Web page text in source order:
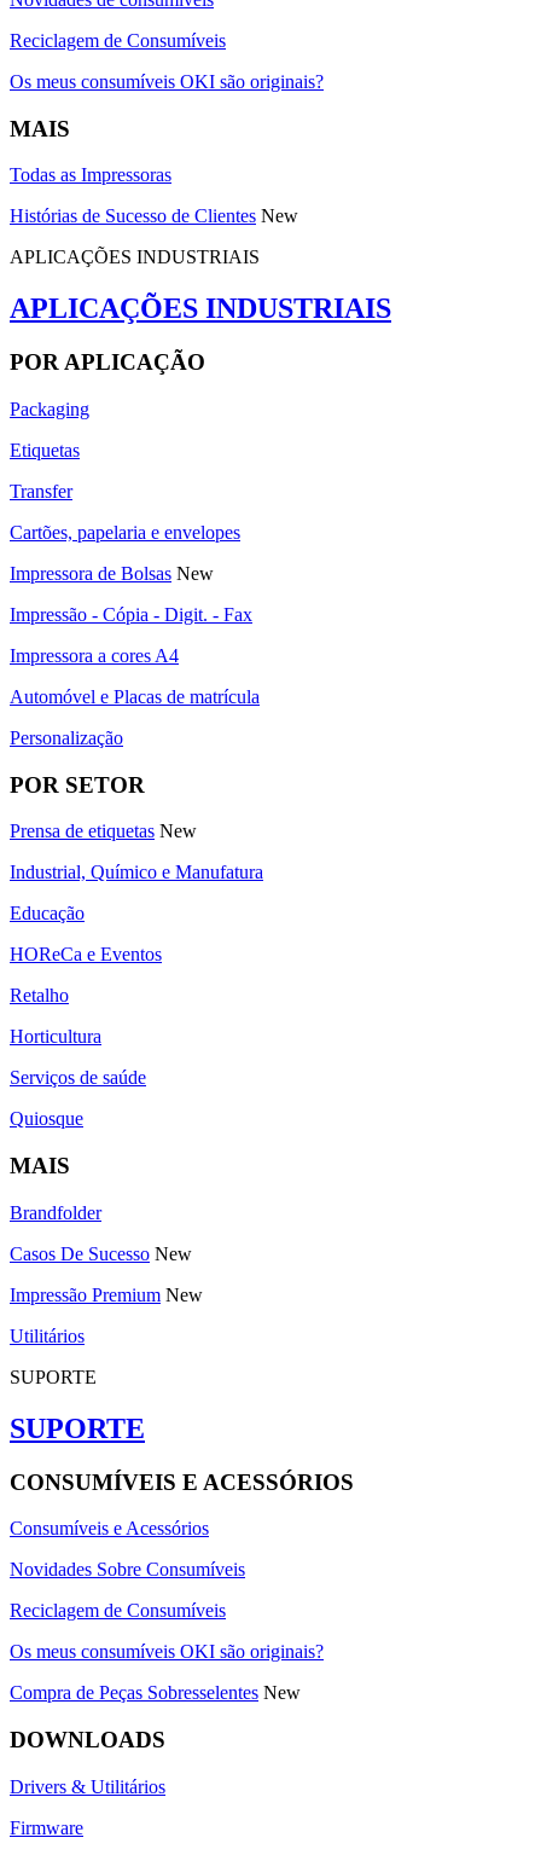
Reciclagem de Consumíveis
Os meus consumíveis OKI são originais?
MAIS
Todas as Impressoras
Histórias de Sucesso de Clientes New
APLICAÇÕES INDUSTRIAIS
APLICAÇÕES INDUSTRIAIS
POR APLICAÇÃO
Packaging
Etiquetas
Transfer
Cartões, papelaria e envelopes
Impressora de Bolsas New
Impressão - Cópia - Digit. - Fax
Impressora a cores A4
Automóvel e Placas de matrícula
Personalização
POR SETOR
Prensa de etiquetas New
Industrial, Químico e Manufatura
Educação
HOReCa e Eventos
Retalho
Horticultura
Serviços de saúde
Quiosque
MAIS
Brandfolder
Casos De Sucesso New
Impressão Premium New
Utilitários
SUPORTE
SUPORTE
CONSUMÍVEIS E ACESSÓRIOS
Consumíveis e Acessórios
Novidades Sobre Consumíveis
Reciclagem de Consumíveis
Os meus consumíveis OKI são originais?
Compra de Peças Sobresselentes New
DOWNLOADS
Drivers & Utilitários
Firmware